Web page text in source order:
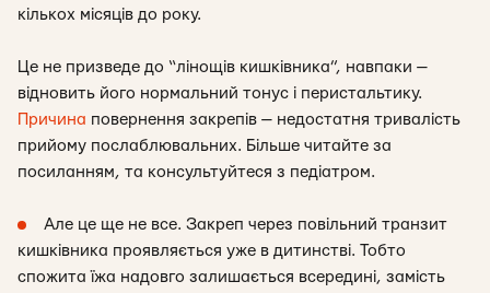
кількох місяців до року.
Це не призведе до “лінощів кишківника”, навпаки —
відновить його нормальний тонус і перистальтику.
Причина повернення закрепів — недостатня тривалість
прийому послаблювальних. Більше читайте за
посиланням, та консультуйтеся з педіатром.
Але це ще не все. Закреп через повільний транзит
кишківника проявляється уже в дитинстві. Тобто
спожита їжа надовго залишається всередині, замість